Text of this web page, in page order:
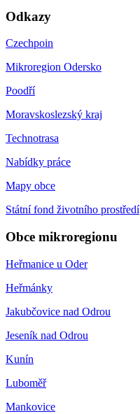
Odkazy
Czechpoin
Mikroregion Odersko
Poodří
Moravskoslezský kraj
Technotrasa
Nabídky práce
Mapy obce
Státní fond životního prostředí
Obce mikroregionu
Heřmanice u Oder
Heřmánky
Jakubčovice nad Odrou
Jeseník nad Odrou
Kunín
Luboměř
Mankovice